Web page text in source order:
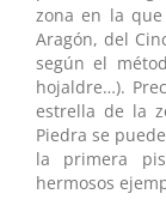
zona en la
Aragón, del
según el
hojaldre…).
estrella de la
Piedra se
la primera
hermosos